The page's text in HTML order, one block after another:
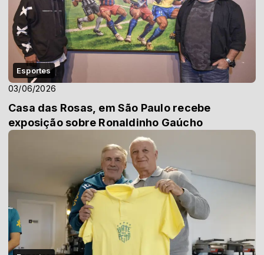
Esportes
03/06/2026
Casa das Rosas, em São Paulo recebe
exposição sobre Ronaldinho Gaúcho